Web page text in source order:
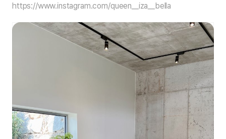
https://www.instagram.com/queen__iza__bella